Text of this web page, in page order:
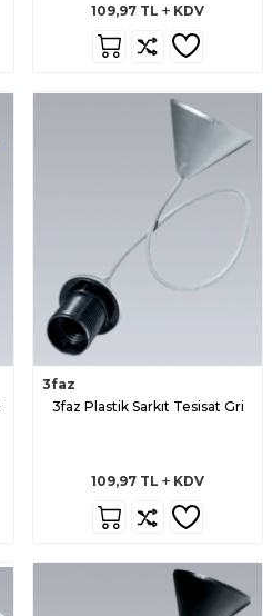
109,97 TL KDV
3faz
3faz Plastik Sarkıt Tesisat Gri
109,97 TL KDV